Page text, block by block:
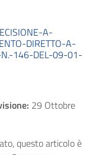
A-
DIRETTO-A-
N.-146-DEL-09-01-
29 Ottobre
questo articolo è